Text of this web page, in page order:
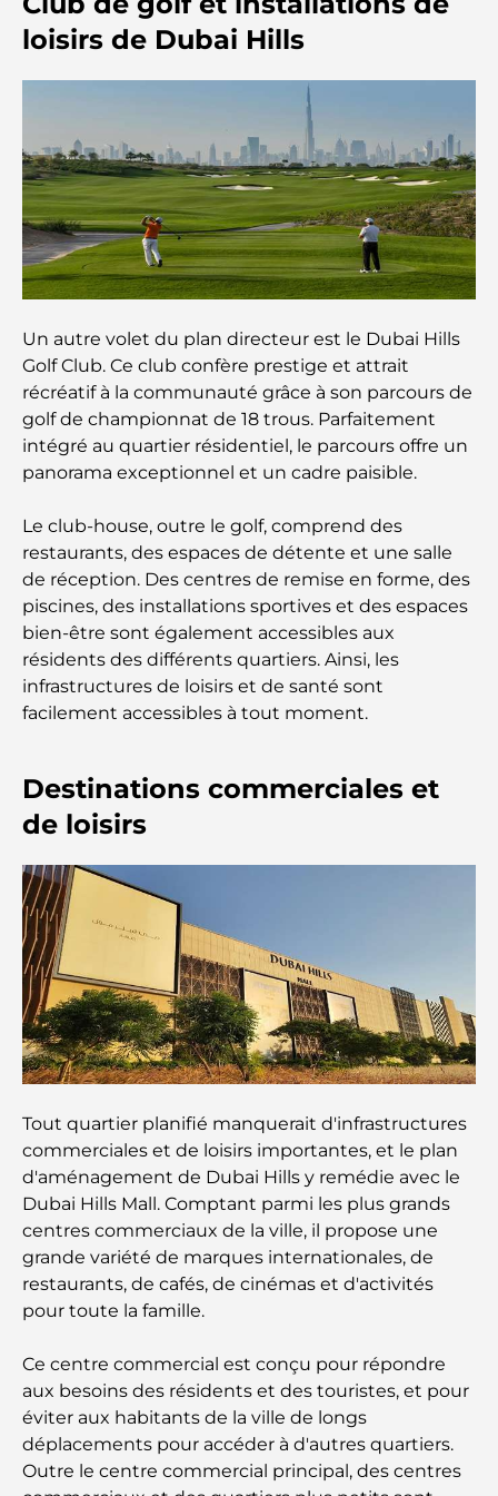
Guide des salles de sport de Damac Hills : Les
Les meilleurs centres commerciaux de Dubaï pour
le shopping et les loisirs
Que faire au DIFC : explorez le quartier le plus
dynamique de Dubaï
complet pour dépenser intelligemment
Hôpital du DIFC : des soins médicaux de classe
mondiale à Dubaï
Rarest Car in the World: Automotive Legends
Salles de sport au DIFC : quand le fitness
rencontre le style de vie professionnel
Plateformes de trading aux Émirats arabes unis :
un guide pour les investisseurs modernes
Family Beach Club Dubai : Là où divertissement et
Les meilleures écoles IB à Dubaï : un guide
complet pour les parents
Plan directeur de Dubai Hills : une vision pour la
vie communautaire moderne
Restaurant de l'Opéra de Dubaï : Quand la
gastronomie rencontre la culture
Les marques de costumes les plus chères qui
définissent le luxe sur mesure
gastronomique de luxe à Dubaï
Les montres Rolex les plus chères jamais vendues
Crèches à Dubai Hills : Guide pour les parents
26)
Les meilleurs cafés du centre-ville de Dubaï : le
guide complet des amateurs de café
loisirs de Dubai Hills
Un autre volet du plan directeur est le Dubai Hills
Golf Club. Ce club confère prestige et attrait
récréatif à la communauté grâce à son parcours de
golf de championnat de 18 trous. Parfaitement
intégré au quartier résidentiel, le parcours offre un
panorama exceptionnel et un cadre paisible.
Le club-house, outre le golf, comprend des
restaurants, des espaces de détente et une salle
de réception. Des centres de remise en forme, des
piscines, des installations sportives et des espaces
bien-être sont également accessibles aux
résidents des différents quartiers. Ainsi, les
infrastructures de loisirs et de santé sont
facilement accessibles à tout moment.
Destinations commerciales et
de loisirs
Tout quartier planifié manquerait d'infrastructures
commerciales et de loisirs importantes, et le plan
d'aménagement de Dubai Hills y remédie avec le
Dubai Hills Mall. Comptant parmi les plus grands
centres commerciaux de la ville, il propose une
grande variété de marques internationales, de
restaurants, de cafés, de cinémas et d'activités
pour toute la famille.
Ce centre commercial est conçu pour répondre
aux besoins des résidents et des touristes, et pour
éviter aux habitants de la ville de longs
déplacements pour accéder à d'autres quartiers.
Outre le centre commercial principal, des centres